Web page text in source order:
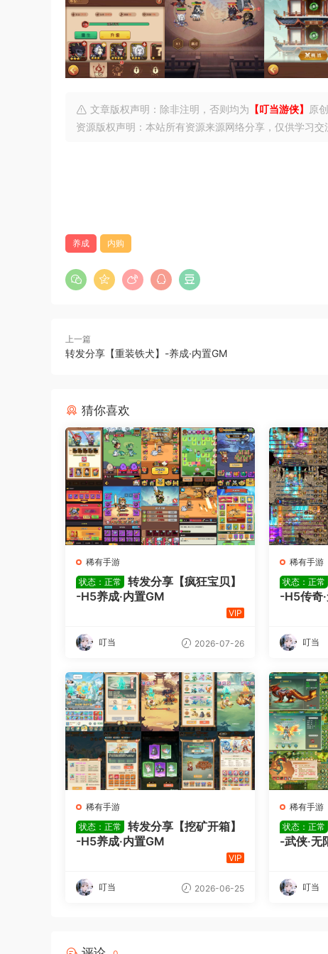
文章版权声明：除非注明，否则均为 【叮当游侠】
原
资源版权声明：本站所有资源来源网络分享，仅供学习交
养成 内购
上一篇
转发分享【重装铁犬】-养成·内置GM
猜你喜欢
稀有手游
状态：正常
转发分享【疯狂宝贝】
-H5养成·内置GM
VIP
叮当 2026-07-26
稀有手游
状态：正常
-H5传奇
叮当
稀有手游
状态：正常
转发分享【挖矿开箱】
-H5养成·内置GM
VIP
叮当 2026-06-25
稀有手游
状态：正常
-武侠·无
叮当